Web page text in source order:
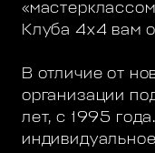
Клуба 4х4 вам
В отличие от
организации
лет, с 1995